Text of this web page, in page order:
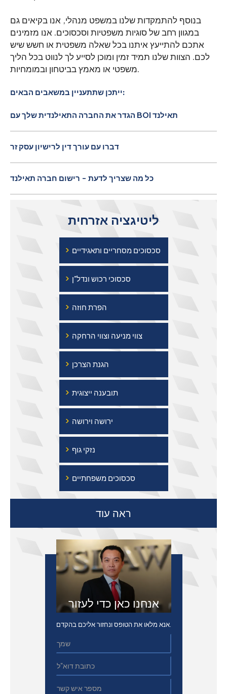
בנוסף להתמקדות שלנו במשפט מנהלי, אנו בקיאים גם
במגוון רחב של סוגיות משפטיות וסכסוכים. אנו מזמינים
אתכם להתייעץ איתנו בכל שאלה משפטית או חשש שיש
לכם. הצוות שלנו תמיד זמין ומוכן לסייע לך לנווט בכל הליך
משפטי או מאמץ בביטחון ובמומחיות.
ייתכן שתתעניין במשאבים הבאים:
הגדר את החברה התאילנדית שלך עם BOI תאילנד
דברו עם עורך דין לרישיון עסק זר
כל מה שצריך לדעת - רישום חברה תאילנד
ליטיגציה אזרחית
›
›
› הפרת חוזה
› צווי מניעה וצווי הרחקה
› הגנת הצרכן
› תובענה ייצוגית
› ירושה וירושה
› נזקי גוף
› סכסוכים משפחתיים
ראה עוד
אנחנו כאן כדי לעזור
אנא מלאו את הטופס ונחזור אליכם בהקדם.